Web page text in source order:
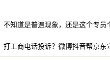
知道是普遍现象，还是这个专员
工商电话投诉？微博抖音帮京东